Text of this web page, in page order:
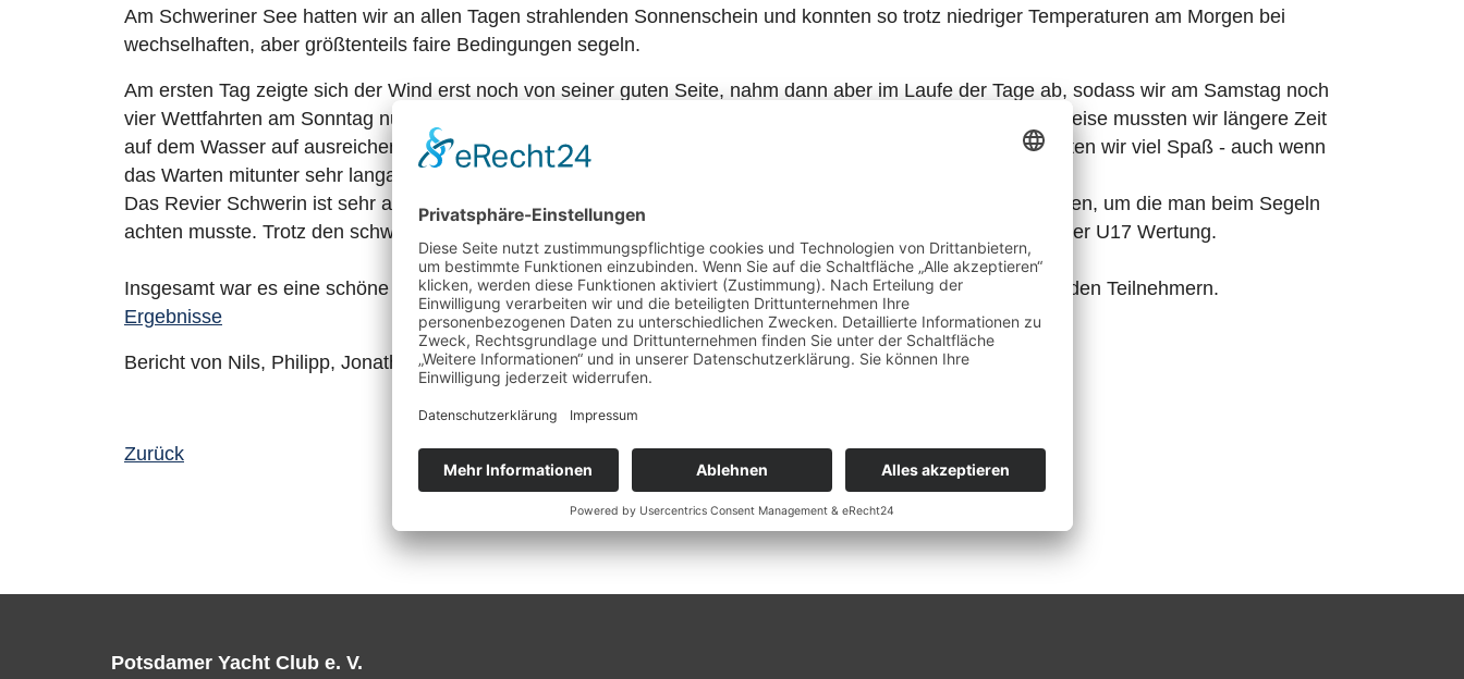
Am Schweriner See hatten wir an allen Tagen strahlenden Sonnenschein und konnten so trotz niedriger Temperaturen am Morgen bei
wechselhaften, aber größtenteils faire Bedingungen segeln.
Am ersten Tag zeigte sich der Wind erst noch von seiner guten Seite, nahm dann aber im Laufe der Tage ab, sodass wir am Samstag noch
vier Wettfahrten am Sonntag nur noch drei Wettfahrten und am letzten Tag nur eine Wettfahrt schafften. Teilweise mussten wir längere Zeit
auf dem Wasser auf ausreichend Wind warten, um überhaupt starten zu können Trotz der Flautenphasen hatten wir viel Spaß - auch wenn
das Warten mitunter sehr langatmig war.
Das Revier Schwerin ist sehr anspruchsvoll mit stark drehendem Wind zudem gibt es im See mehrerer Untiefen, um die man beim Segeln
achten musste. Trotz den schwierigen Bedingungen schafften es Nikolaus und Johannes auf den 3. Platz in der U17 Wertung.
Insgesamt war es eine schöne und lehrreiche Regatta mit wertvollen Erfahrungen und guter Stimmung unter den Teilnehmern.
Ergebnisse
Bericht von Nils, Philipp, Jonathan und Felix
Zurück
Potsdamer Yacht Club e. V.